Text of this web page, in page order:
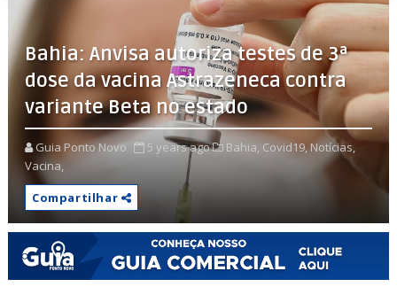
Bahia: Anvisa autoriza testes de 3ª
dose da vacina Astrazeneca contra
variante Beta no estado
Guia Ponto Novo 5 years ago Bahia, Covid19,Notícias,
Vacina,
Compartilhar